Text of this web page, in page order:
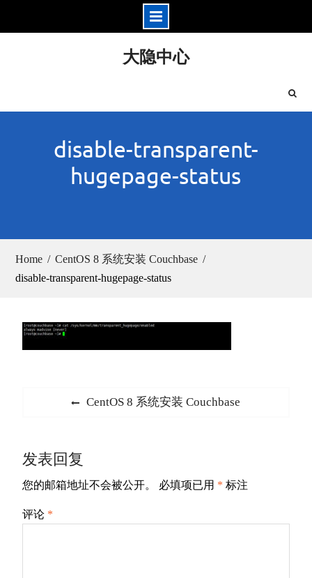
大隐中心
disable-transparent-
hugepage-status
Home
CentOS 8 系统安装 Couchbase
disable-transparent-hugepage-status
航
Previous
CentOS 8 系统安装 Couchbase
发表回复
您的邮箱地址不会被公开。 必填项已用 * 标注
评论 *